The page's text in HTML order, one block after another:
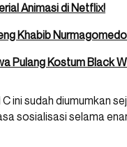
Animasi di Netflix!
Khabib
Pulang Kostum Black
ini sudah diumumkan
sosialisasi selama